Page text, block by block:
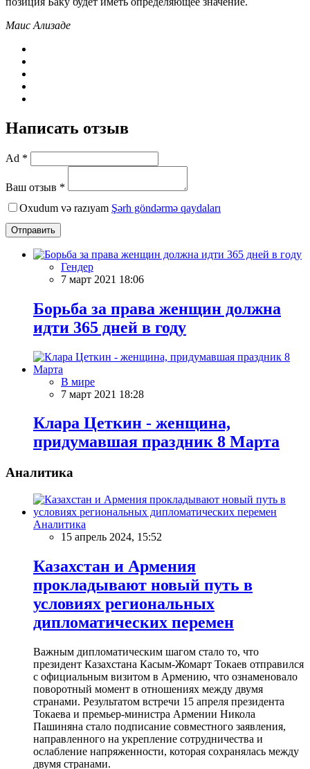
Маис Ализаде
Написать отзыв
Ad *
Ваш отзыв *
Oxudum və razıyam Şərh göndərmə qaydaları
Отправить
Гендер
7 март 2021 18:06
Борьба за права женщин должна
идти 365 дней в году
В мире
7 март 2021 18:28
Клара Цеткин - женщина,
придумавшая праздник 8 Марта
Аналитика
Аналитика
15 апрель 2024, 15:52
Казахстан и Армения
прокладывают новый путь в
условиях региональных
дипломатических перемен
Важным дипломатическим шагом стало то, что
президент Казахстана Касым-Жомарт Токаев отправился
с официальным визитом в Армению, что ознаменовало
поворотный момент в отношениях между двумя
странами. Результатом встречи 15 апреля президента
Токаева и премьер-министра Армении Никола
Пашиняна стало подписание совместного заявления,
направленного на укрепление сотрудничества и
ослабление напряженности, которая сохранялась между
двумя странами.